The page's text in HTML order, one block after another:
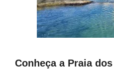
Conheça a Praia